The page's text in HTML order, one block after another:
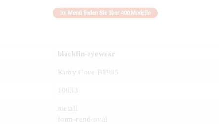
im Menü finden Sie über 400 Modelle
blackfin-eyewear
Kirby Cove BF905
10833
metall
form-rund-oval